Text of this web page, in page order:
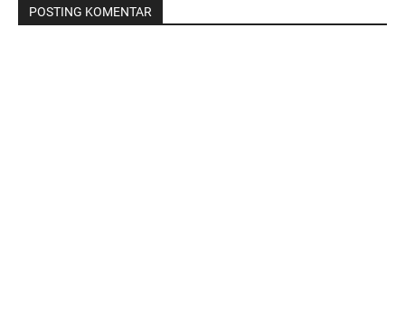
POSTING KOMENTAR